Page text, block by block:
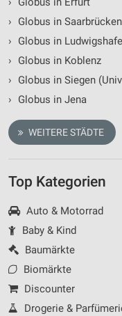
›
Globus in Saarbrücken
›
Globus in
›
Globus in Koblenz
›
Globus in Siegen
›
Globus in Jena
WEITERE STÄDTE
Top Kategorien
Auto & Motorrad
Baby & Kind
Baumärkte
Biomärkte
Discounter
Drogerie &
Erstellung von
von Inhalten
Verwendung von
personalisierter
Messung der
Messung der
Kombinationen von
Quellen
Entwicklung und
Verwendung
Inhalten
Verwendung genauer